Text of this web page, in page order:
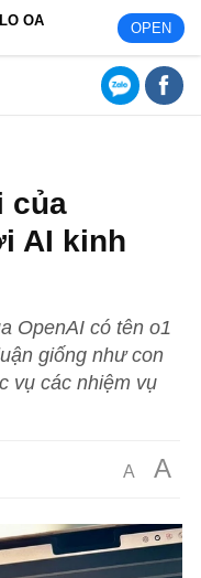
OA OPEN
của
AI kinh
OpenAI có tên o1
giống như con
vụ các nhiệm vụ
A A